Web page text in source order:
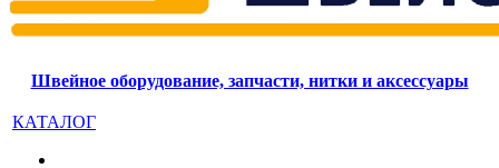
Швейное оборудование, запчасти, нитки и аксессуары
КАТАЛОГ